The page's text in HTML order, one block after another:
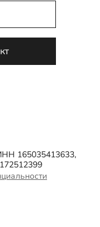
165035413633,